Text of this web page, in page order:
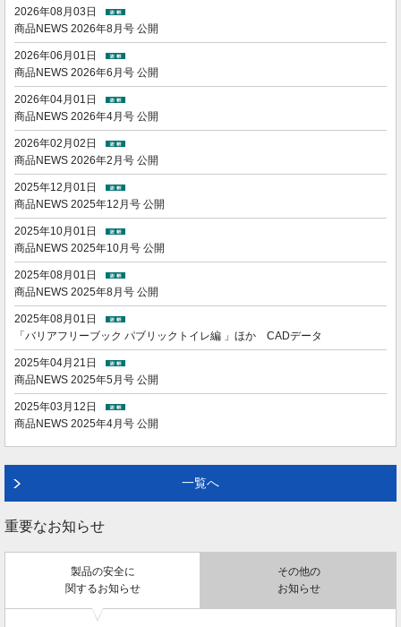
2026年08月03日
商品NEWS 2026年8月号 公開
2026年06月01日
商品NEWS 2026年6月号 公開
2026年04月01日
商品NEWS 2026年4月号 公開
2026年02月02日
商品NEWS 2026年2月号 公開
2025年12月01日
商品NEWS 2025年12月号 公開
2025年10月01日
商品NEWS 2025年10月号 公開
2025年08月01日
商品NEWS 2025年8月号 公開
2025年08月01日
「バリアフリーブック パブリックトイレ編 」ほか CADデータ
2025年04月21日
商品NEWS 2025年5月号 公開
2025年03月12日
商品NEWS 2025年4月号 公開
一覧へ
重要なお知らせ
製品の安全に
関するお知らせ
その他の
お知らせ